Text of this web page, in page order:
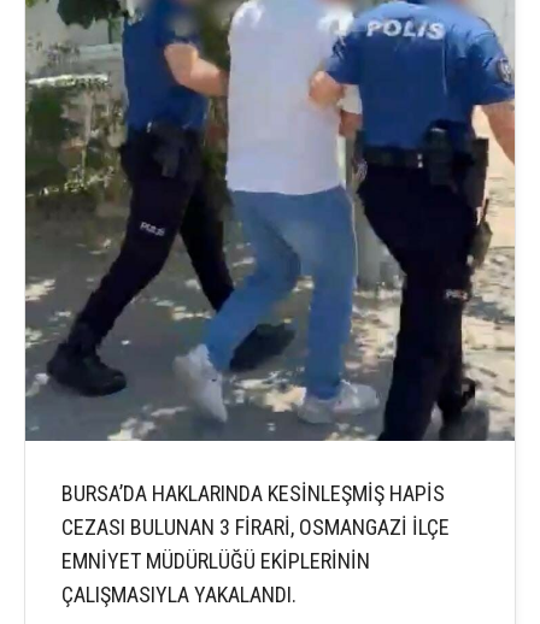
BURSA’DA HAKLARINDA KESİNLEŞMİŞ HAPİS
CEZASI BULUNAN 3 FİRARİ, OSMANGAZİ İLÇE
EMNİYET MÜDÜRLÜĞÜ EKİPLERİNİN
ÇALIŞMASIYLA YAKALANDI.